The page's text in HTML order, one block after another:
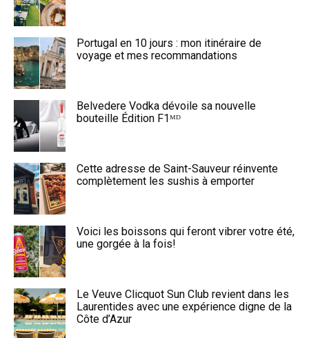
Portugal en 10 jours : mon itinéraire de
voyage et mes recommandations
Belvedere Vodka dévoile sa nouvelle
bouteille Édition F1ᴹᴰ
Cette adresse de Saint-Sauveur réinvente
complètement les sushis à emporter
Voici les boissons qui feront vibrer votre été,
une gorgée à la fois!
Le Veuve Clicquot Sun Club revient dans les
Laurentides avec une expérience digne de la
Côte d’Azur